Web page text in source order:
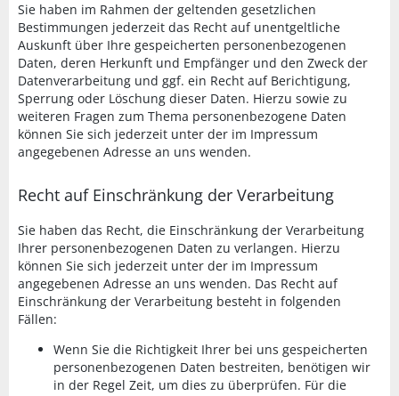
Sie haben im Rahmen der geltenden gesetzlichen
Bestimmungen jederzeit das Recht auf unentgeltliche
Auskunft über Ihre gespeicherten personenbezogenen
Daten, deren Herkunft und Empfänger und den Zweck der
Datenverarbeitung und ggf. ein Recht auf Berichtigung,
Sperrung oder Löschung dieser Daten. Hierzu sowie zu
weiteren Fragen zum Thema personenbezogene Daten
können Sie sich jederzeit unter der im Impressum
angegebenen Adresse an uns wenden.
Recht auf Einschränkung der Verarbeitung
Sie haben das Recht, die Einschränkung der Verarbeitung
Ihrer personenbezogenen Daten zu verlangen. Hierzu
können Sie sich jederzeit unter der im Impressum
angegebenen Adresse an uns wenden. Das Recht auf
Einschränkung der Verarbeitung besteht in folgenden
Fällen:
Wenn Sie die Richtigkeit Ihrer bei uns gespeicherten
personenbezogenen Daten bestreiten, benötigen wir
in der Regel Zeit, um dies zu überprüfen. Für die